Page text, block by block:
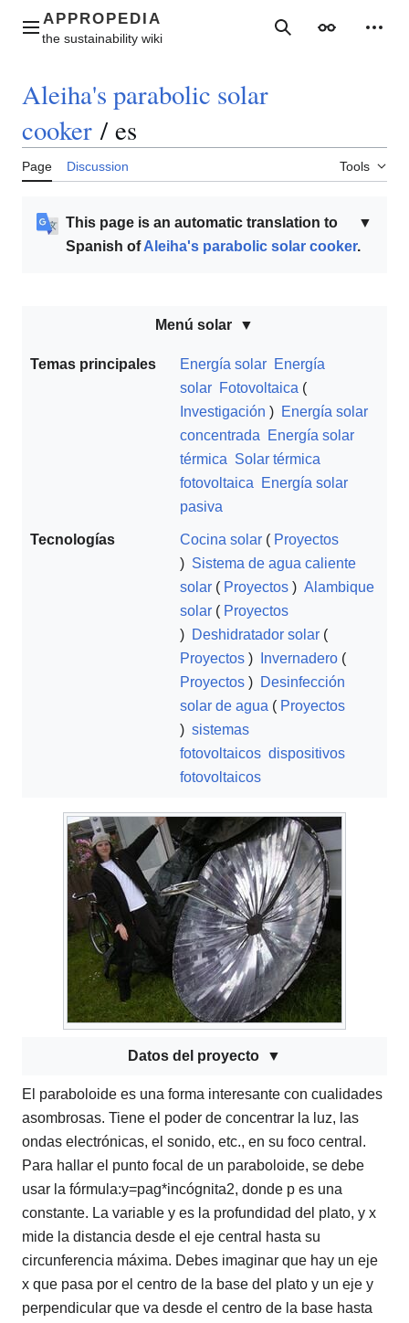
contentMain menu SearchAppearance
Aleiha's parabolic solar
cooker / es
Page Discussion Tools
▼
This page is an automatic translation to
Spanish ofAleiha's parabolic solar cooker.
Menú solar
Temas principales Energía solar Energía
solar Fotovoltaica (
Investigación ) Energía solar
concentrada
Energía solar
térmica Solar térmica
fotovoltaica
Energía solar
pasiva
Tecnologías Cocina solar ( Proyectos
) Sistema de agua caliente
solar ( Proyectos ) Alambique
solar ( Proyectos
) Deshidratador solar (
Proyectos ) Invernadero (
Proyectos ) Desinfección
solar de agua ( Proyectos
) sistemas
fotovoltaicos dispositivos
fotovoltaicos
Datos del proyecto
El paraboloide es una forma interesante con cualidades
asombrosas. Tiene el poder de concentrar la luz, las
ondas electrónicas, el sonido, etc., en su foco central.
Para hallar el punto focal de un paraboloide, se debe
usar la fórmula:y=pag*incógnita2, donde p es una
constante. La variable y es la profundidad del plato, y x
mide la distancia desde el eje central hasta su
circunferencia máxima. Debes imaginar que hay un eje
x que pasa por el centro de la base del plato y un eje y
perpendicular que va desde el centro de la base hasta